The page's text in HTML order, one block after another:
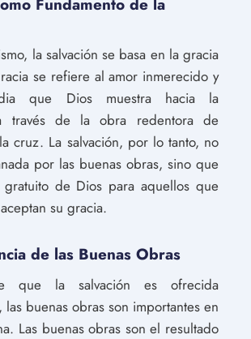
Fundamento de la
la salvación se basa en la gracia
se refiere al amor inmerecido y
que Dios muestra hacia la
través de la obra redentora de
cruz. La salvación, por lo tanto, no
por las buenas obras, sino que
de Dios para aquellos que
su gracia.
de las Buenas Obras
que la salvación es ofrecida
las buenas obras son importantes en
Las buenas obras son el resultado